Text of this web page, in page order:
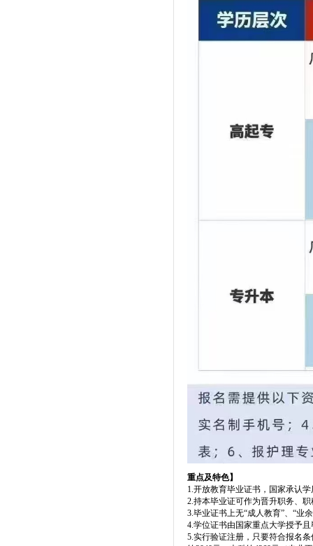
重点及特色】
1.开放教育毕业证书，国家承认
2.持本毕业证可作为晋升职务、
3.毕业证书上无“成人教育”、“业
4.学位证书由国家重点大学授予
5.实行验证注册，只要符合报名